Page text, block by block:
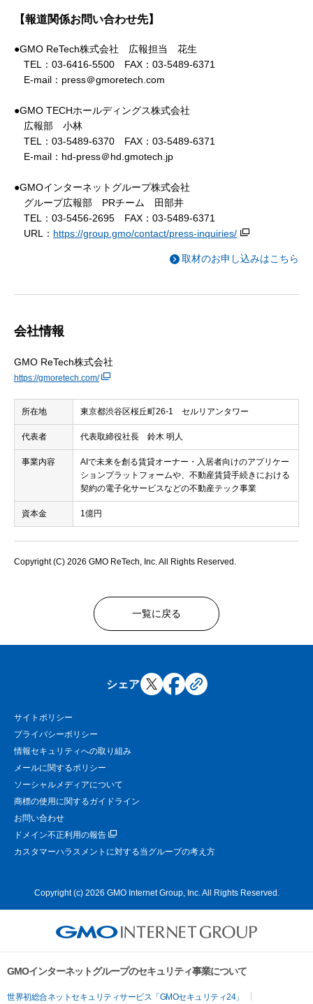
【報道関係お問い合わせ先】
●GMO ReTech株式会社 広報担当 花生
TEL：03-6416-5500 FAX：03-5489-6371
E-mail：press＠gmoretech.com
●GMO TECHホールディングス株式会社
広報部 小林
TEL：03-5489-6370 FAX：03-5489-6371
E-mail：hd-press＠hd.gmotech.jp
●GMOインターネットグループ株式会社
グループ広報部 PRチーム 田部井
TEL：03-5456-2695 FAX：03-5489-6371
URL： https://group.gmo/contact/press-inquiries/
取材のお申し込みはこちら
会社情報
GMO ReTech株式会社
https://gmoretech.com/
所在地 東京都渋谷区桜丘町26-1 セルリアンタワー
代表者 代表取締役社長 鈴木 明人
事業内容
AIで未来を創る賃貸オーナー・入居者向けのアプリケー
ションプラットフォームや、不動産賃貸手続きにおける
契約の電子化サービスなどの不動産テック事業
資本金 1億円
Copyright (C) 2026 GMO ReTech, Inc. All Rights Reserved.
一覧に戻る
シェア
サイトポリシー
プライバシーポリシー
情報セキュリティへの取り組み
メールに関するポリシー
ソーシャルメディアについて
商標の使用に関するガイドライン
お問い合わせ
ドメイン不正利用の報告
カスタマーハラスメントに対する当グループの考え方
Copyright (c) 2026 GMO Internet Group, Inc. All Rights Reserved.
GMOインターネットグループのセキュリティ事業について
世界初総合ネットセキュリティサービス「GMOセキュリティ24」